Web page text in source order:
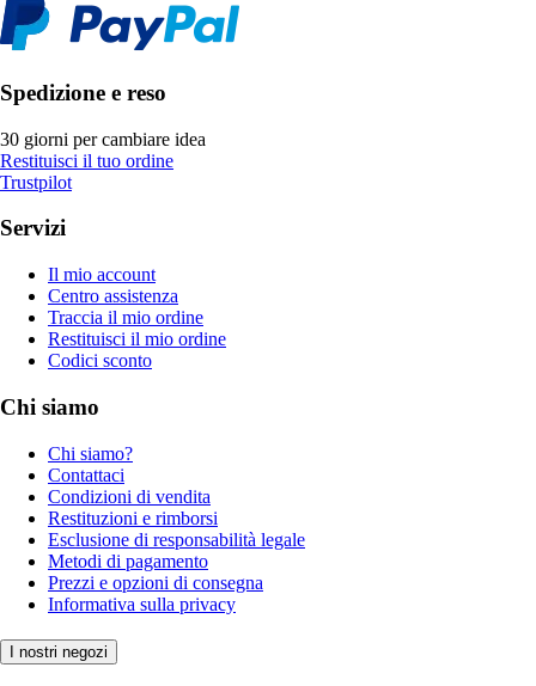
Spedizione e reso
30 giorni per cambiare idea
Restituisci il tuo ordine
Trustpilot
Servizi
Il mio account
Centro assistenza
Traccia il mio ordine
Restituisci il mio ordine
Codici sconto
Chi siamo
Chi siamo?
Contattaci
Condizioni di vendita
Restituzioni e rimborsi
Esclusione di responsabilità legale
Metodi di pagamento
Prezzi e opzioni di consegna
Informativa sulla privacy
I nostri negozi